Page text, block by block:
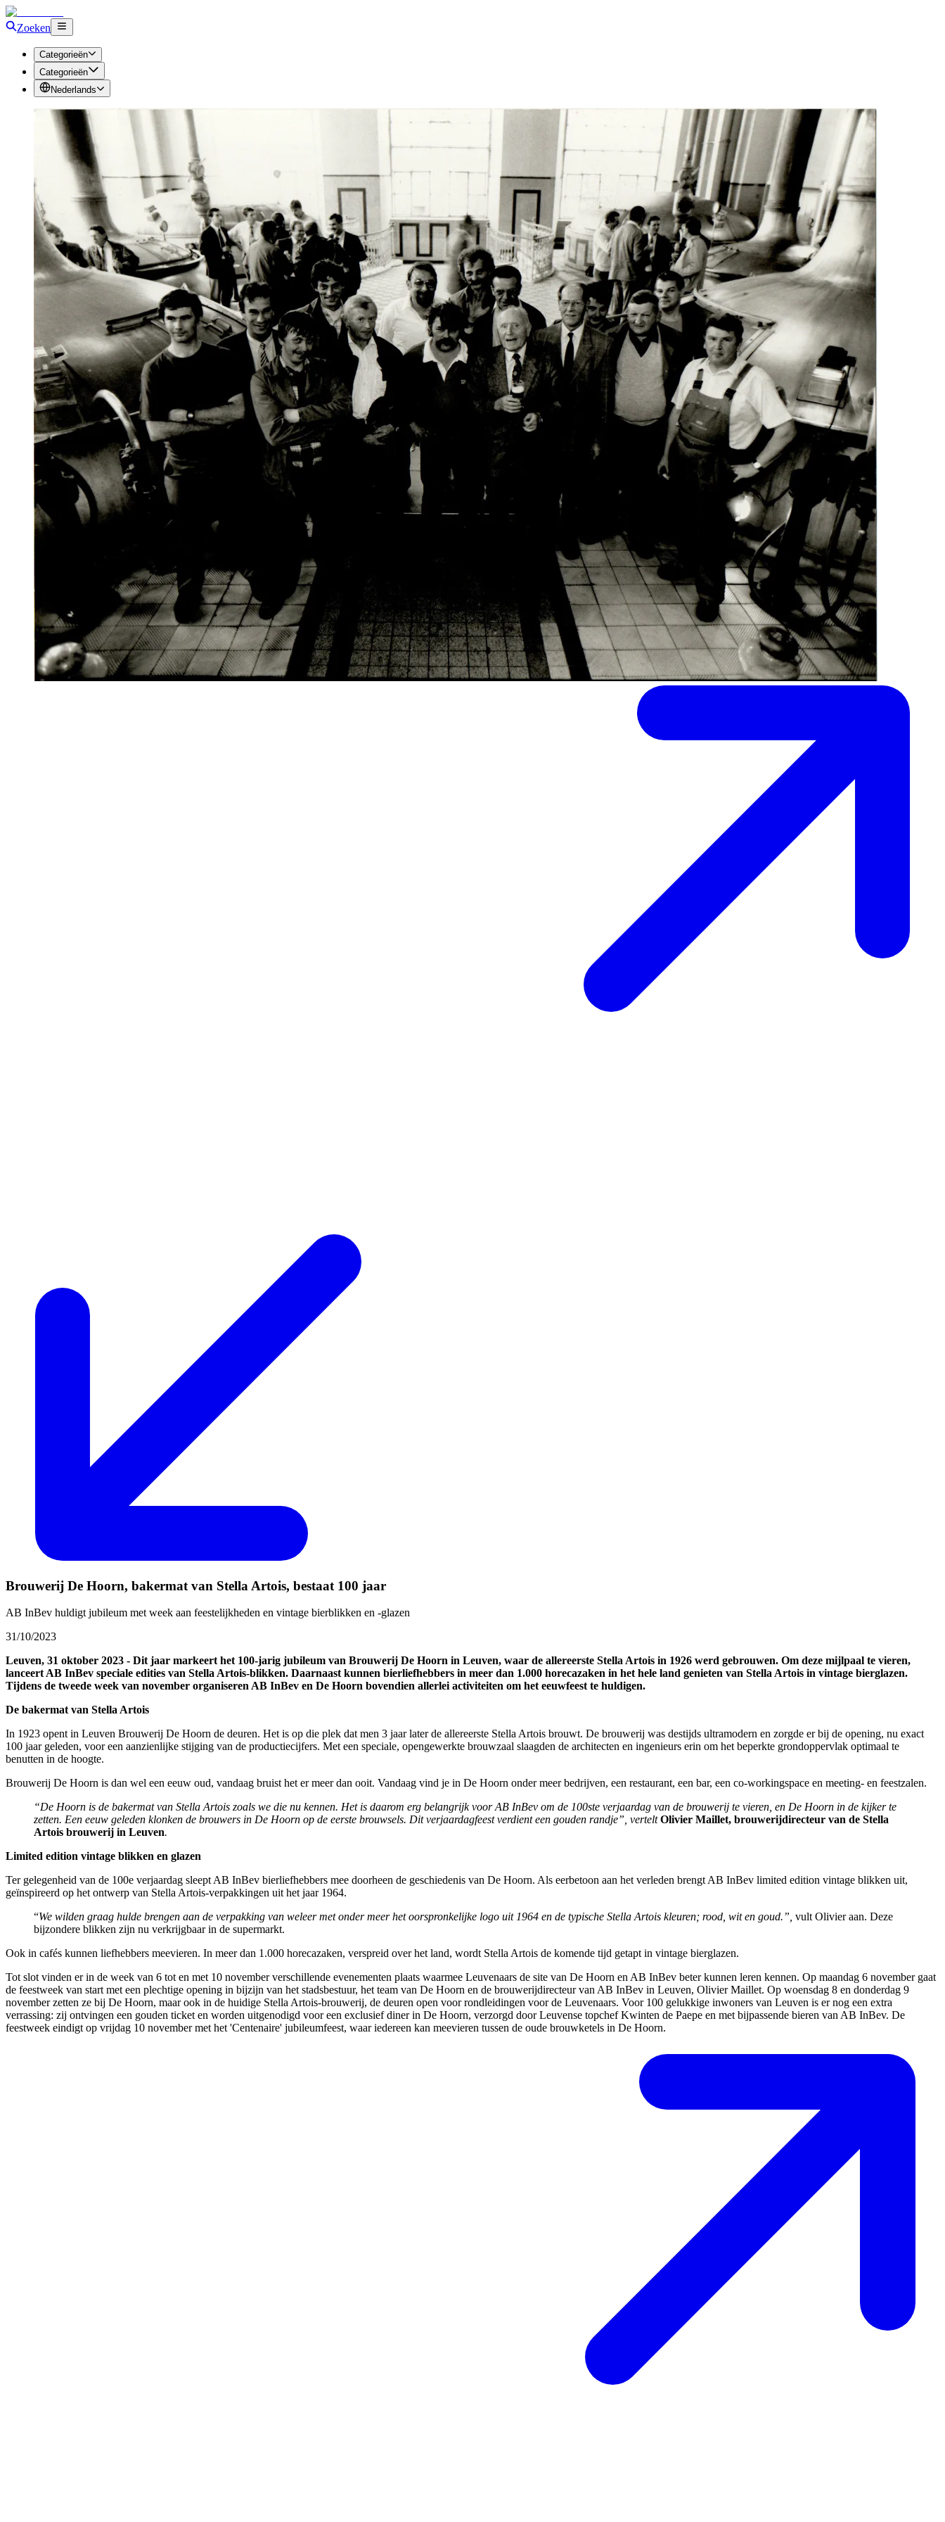
Zoeken
Categorieën
Categorieën
Nederlands
Brouwerij De Hoorn, bakermat van Stella Artois, bestaat 100 jaar
AB InBev huldigt jubileum metweek aan feestelijkheden en vintage bierblikken en -glazen
31/10/2023
Leuven, 31 oktober 2023 - Dit jaar markeert het 100-jarig jubileum van Brouwerij De Hoorn in Leuven, waar de allereerste Stella Artois in 1926 werd gebrouwen. Om deze mijlpaal te vieren,
lanceert AB InBev speciale edities van Stella Artois-blikken. Daarnaast kunnen bierliefhebbers in meer dan 1.000 horecazaken in het hele land genieten van Stella Artois in vintage bierglazen.
Tijdens de tweede week van november organiseren AB InBev en De Hoorn bovendien allerlei activiteiten om het eeuwfeest te huldigen.
De bakermat van Stella Artois
In 1923 opent in Leuven Brouwerij De Hoorn de deuren. Het is op die plek dat men 3 jaar later de allereerste Stella Artois brouwt. De brouwerij was destijds ultramodern en zorgde er bij de opening, nu exact
100 jaar geleden, voor een aanzienlijke stijging van de productiecijfers. Met een speciale, opengewerkte brouwzaal slaagden de architecten en ingenieurs erin om het beperkte grondoppervlak optimaal te
benutten in de hoogte.
Brouwerij De Hoorn is dan wel een eeuw oud, vandaag bruist het er meer dan ooit. Vandaag vind je in De Hoorn onder meer bedrijven, een restaurant, een bar, een co-workingspace en meeting- en feestzalen.
“De Hoorn is de bakermat van Stella Artois zoals we die nu kennen. Het is daarom erg belangrijk voor AB InBev om de 100ste verjaardag van de brouwerij te vieren, en De Hoorn in de kijker te
zetten. Een eeuw geleden klonken de brouwers in De Hoorn op de eerste brouwsels. Dit verjaardagfeest verdient een gouden randje”, verteltOlivier Maillet, brouwerijdirecteur van de Stella
Artois brouwerij in Leuven.
Limited edition vintage blikken en glazen
Ter gelegenheid van de 100e verjaardag sleept AB InBev bierliefhebbers mee doorheen de geschiedenis van De Hoorn. Als eerbetoon aan het verleden brengt AB InBev limited edition vintage blikken uit,
geïnspireerd op het ontwerp van Stella Artois-verpakkingen uit het jaar 1964.
“We wilden graag hulde brengen aan de verpakking van weleer met onder meer het oorspronkelijke logo uit 1964 en de typische Stella Artois kleuren; rood, wit en goud.”, vult Olivier aan. Deze
bijzondere blikken zijn nu verkrijgbaar in de supermarkt. ​
Ook in cafés kunnen liefhebbers meevieren. In meer dan 1.000 horecazaken, verspreid over het land, wordt Stella Artois de komende tijd getapt in vintage bierglazen. ​
Tot slot vinden er in de week van 6 tot en met 10 november verschillende evenementen plaats waarmee Leuvenaars de site van De Hoorn en AB InBev beter kunnen leren kennen. Op maandag 6 november gaat
de feestweek van start met een plechtige opening in bijzijn van het stadsbestuur, het team van De Hoorn en de brouwerijdirecteur van AB InBev in Leuven, Olivier Maillet. Op woensdag 8 en donderdag 9
november zetten ze bij De Hoorn, maar ook in de huidige Stella Artois-brouwerij, de deuren open voor rondleidingen voor de Leuvenaars. Voor 100 gelukkige inwoners van Leuven is er nog een extra
verrassing: zij ontvingen een gouden ticket en worden uitgenodigd voor een exclusief diner in De Hoorn, verzorgd door Leuvense topchef Kwinten de Paepe en met bijpassende bieren van AB InBev. De
feestweek eindigt op vrijdag 10 november met het 'Centenaire' jubileumfeest, waar iedereen kan meevieren tussen de oude brouwketels in De Hoorn.